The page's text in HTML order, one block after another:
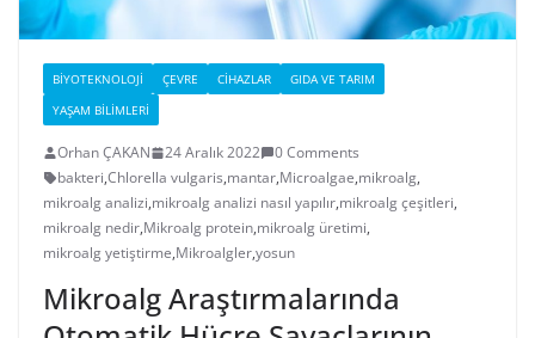
BIYOTEKNOLOJI ÇEVRE CIHAZLAR
GIDA VE TARIM
YAŞAM BILIMLERI
Orhan ÇAKAN 24 Aralık 2022
0 Comments
bakteri,Chlorella vulgaris,mantar,Microalgae,mikroalg,
mikroalg analizi,mikroalg analizi nasıl yapılır,mikroalg çeşitleri,
mikroalg nedir,Mikroalg protein,mikroalg üretimi,
mikroalg yetiştirme,Mikroalgler,yosun
Mikroalg Araştırmalarında